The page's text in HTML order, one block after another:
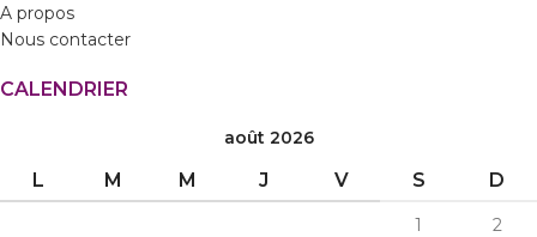
A propos
Nous contacter
CALENDRIER
août 2026
L M M J V S D
1 2